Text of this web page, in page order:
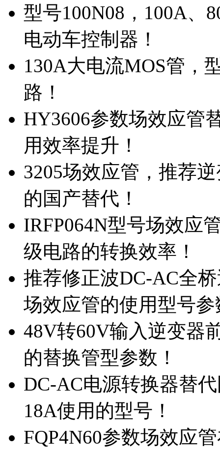
型号100N08，100A、
电动车控制器！
130A大电流MOS管，
路！
HY3606参数场效应管
用效率提升！
3205场效应管，推荐
的国产替代！
IRFP064N型号场效应
级电路的转换效率！
推荐修正波DC-AC全
场效应管的使用型号参
48V转60V输入逆变器
的替换管型参数！
DC-AC电源转换器替
18A使用的型号！
FQP4N60参数场效应